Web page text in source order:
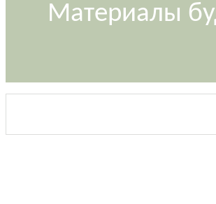
Материалы